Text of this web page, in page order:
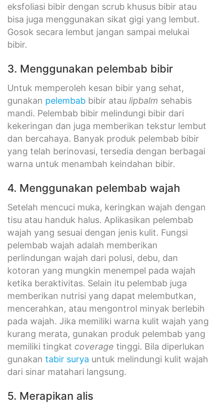
eksfoliasi bibir dengan scrub khusus bibir atau
bisa juga menggunakan sikat gigi yang lembut.
Gosok secara lembut jangan sampai melukai
bibir.
3. Menggunakan pelembab bibir
Untuk memperoleh kesan bibir yang sehat,
gunakan pelembab bibir atau lipbalm sehabis
mandi. Pelembab bibir melindungi bibir dari
kekeringan dan juga memberikan tekstur lembut
dan bercahaya. Banyak produk pelembab bibir
yang telah berinovasi, tersedia dengan berbagai
warna untuk menambah keindahan bibir.
4. Menggunakan pelembab wajah
Setelah mencuci muka, keringkan wajah dengan
tisu atau handuk halus. Aplikasikan pelembab
wajah yang sesuai dengan jenis kulit. Fungsi
pelembab wajah adalah memberikan
perlindungan wajah dari polusi, debu, dan
kotoran yang mungkin menempel pada wajah
ketika beraktivitas. Selain itu pelembab juga
memberikan nutrisi yang dapat melembutkan,
mencerahkan, atau mengontrol minyak berlebih
pada wajah. Jika memiliki warna kulit wajah yang
kurang merata, gunakan produk pelembab yang
memiliki tingkat coverage tinggi. Bila diperlukan
gunakan tabir surya untuk melindungi kulit wajah
dari sinar matahari langsung.
5. Merapikan alis